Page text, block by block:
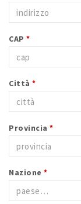
CAP *
Città *
Provincia *
Nazione *